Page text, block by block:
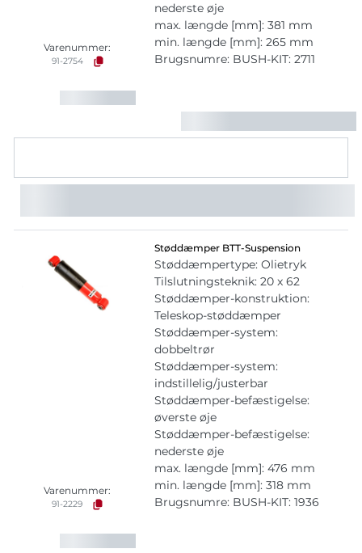
Varenummer:
91-2754
nederste øje
max. længde [mm]: 381 mm
min. længde [mm]: 265 mm
Brugsnumre: BUSH-KIT: 2711
Varenummer:
91-2229
Støddæmper BTT-Suspension
Støddæmpertype: Olietryk
Tilslutningsteknik: 20 x 62
Støddæmper-konstruktion:
Teleskop-støddæmper
Støddæmper-system:
dobbeltrør
Støddæmper-system:
indstillelig/justerbar
Støddæmper-befæstigelse:
øverste øje
Støddæmper-befæstigelse:
nederste øje
max. længde [mm]: 476 mm
min. længde [mm]: 318 mm
Brugsnumre: BUSH-KIT: 1936